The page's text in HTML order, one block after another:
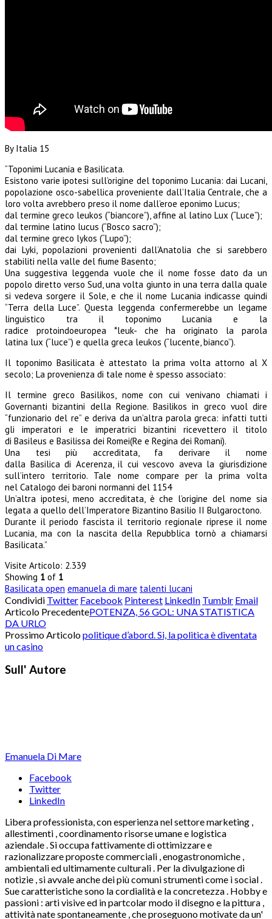
By Italia 15
“Toponimi Lucania e Basilicata.
Esistono varie ipotesi sull’origine del toponimo Lucania: dai Lucani,
popolazione osco-sabellica proveniente dall’Italia Centrale, che a
loro volta avrebbero preso il nome dall’eroe eponimo Lucus;
dal termine greco leukos (“biancore”), affine al latino Lux (“Luce”);
dal termine latino lucus (“Bosco sacro”);
dal termine greco lykos (“Lupo”);
dai Lyki, popolazioni provenienti dall’Anatolia che si sarebbero
stabiliti nella valle del fiume Basento;
Una suggestiva leggenda vuole che il nome fosse dato da un
popolo diretto verso Sud, una volta giunto in una terra dalla quale
si vedeva sorgere il Sole, e che il nome Lucania indicasse quindi
“Terra della Luce”. Questa leggenda confermerebbe un legame
linguistico tra il toponimo Lucania e la
radice protoindoeuropea *leuk- che ha originato la parola
latina lux (“luce”) e quella greca leukos (“lucente, bianco”).
Il toponimo Basilicata è attestato la prima volta attorno al X
secolo; La provenienza di tale nome è spesso associato:
Il termine greco Basilikos, nome con cui venivano chiamati i
Governanti bizantini della Regione. Basilikos in greco vuol dire
“funzionario del re” e deriva da un’altra parola greca: infatti tutti
gli imperatori e le imperatrici bizantini ricevettero il titolo
di Basileus e Basilissa dei Romei(Re e Regina dei Romani).
Una tesi più accreditata, fa derivare il nome
dalla Basilica di Acerenza, il cui vescovo aveva la giurisdizione
sull’intero territorio. Tale nome compare per la prima volta
nel Catalogo dei baroni normanni del 1154
Un’altra ipotesi, meno accreditata, è che l’origine del nome sia
legata a quello dell’Imperatore Bizantino Basilio II Bulgaroctono.
Durante il periodo fascista il territorio regionale riprese il nome
Lucania, ma con la nascita della Repubblica tornò a chiamarsi
Basilicata.”
Visite Articolo: 2.339
Showing 1 of 1
Basilicata open emanuela di mare talenti lucani
Condividi Twitter Facebook Pinterest LinkedIn Tumblr Email
Articolo PrecedentePOTENZA, 56 GOL: UNA STATISTICA
DA URLO
Prossimo Articolopolitique d’abord. Si, la politica è diventata
un casino
Sull' Autore
Emanuela Di Mare
Facebook
Twitter
LinkedIn
Libera professionista, con esperienza nel settore marketing ,
allestimenti , coordinamento risorse umane e logistica
aziendale . Si occupa fattivamente di ottimizzare e
razionalizzare proposte commerciali , enogastronomiche ,
ambientali ed ultimamente culturali . Per la divulgazione di
notizie , si avvale anche dei più comuni strumenti come i social .
Sue caratteristiche sono la cordialità e la concretezza . Hobby e
passioni : arti visive ed in partcolar modo il disegno e la pittura ,
attività nate spontaneamente , che proseguono motivate da un'